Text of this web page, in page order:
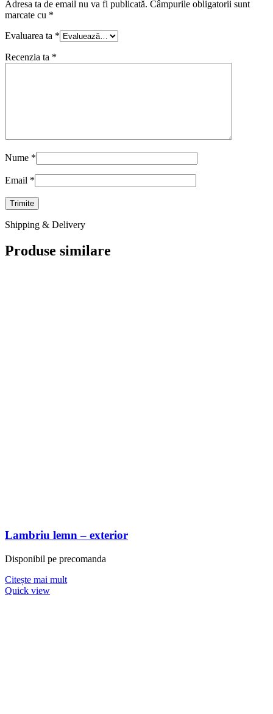
Adresa ta de email nu va fi publicată. Câmpurile obligatorii sunt
marcate cu *
Evaluarea ta *
Recenzia ta *
Nume *
Email *
Shipping & Delivery
Produse similare
Lambriu lemn – exterior
Disponibil pe precomanda
Citește mai mult
Quick view